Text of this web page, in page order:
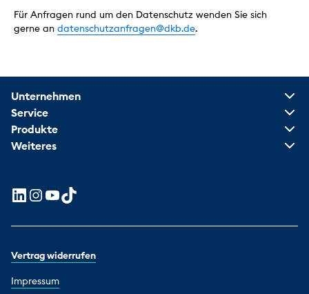
Für Anfragen rund um den Datenschutz wenden Sie sich
gerne an datenschutzanfragen@dkb.de.
Unternehmen
Service
Produkte
Weiteres
Vertrag widerrufen
Impressum